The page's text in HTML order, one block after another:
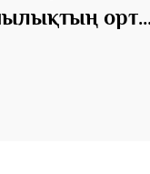
орта